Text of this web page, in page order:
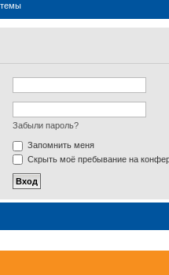
Забыли пароль?
Запомнить меня
Скрыть моё пребывание на